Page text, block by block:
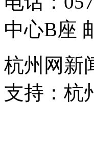
中心B座
杭州网新
支持：杭